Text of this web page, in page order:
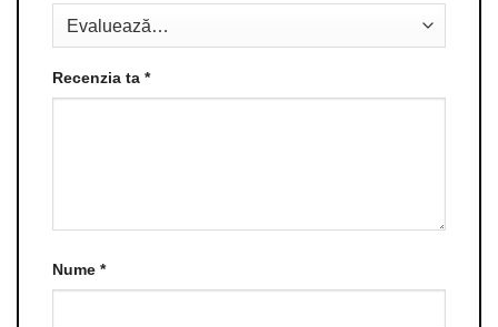
Recenzia ta *
Nume *